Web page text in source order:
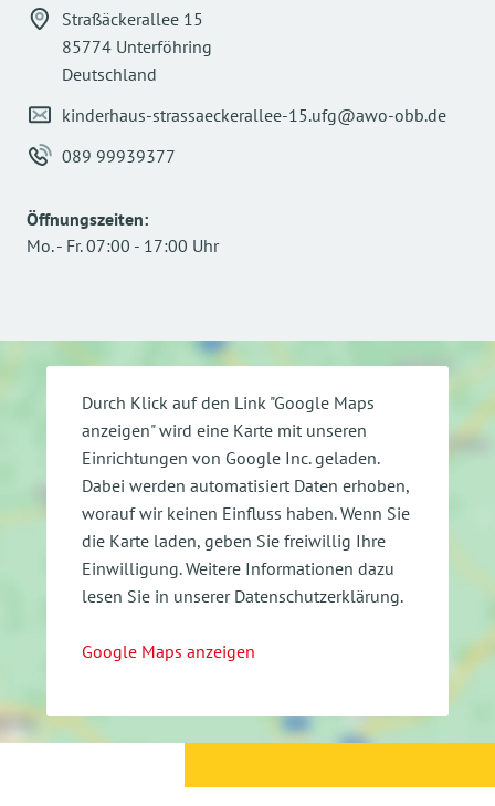
Straßäckerallee 15
85774 Unterföhring
Deutschland
kinderhaus-strassaeckerallee-15.ufg@awo-obb.de
089 99939377
Öffnungszeiten:
Mo.- Fr. 07:00 - 17:00 Uhr
Durch Klick auf den Link "Google Maps
anzeigen" wird eine Karte mit unseren
Einrichtungen von Google Inc. geladen.
Dabei werden automatisiert Daten erhoben,
worauf wir keinen Einfluss haben. Wenn Sie
die Karte laden, geben Sie freiwillig Ihre
Einwilligung. Weitere Informationen dazu
lesen Sie in unserer Datenschutzerklärung.
Google Maps anzeigen